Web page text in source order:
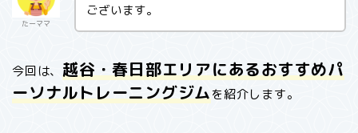
たーママ
ございます。
今回は、 越谷・春日部エリアにあるおすすめパ
ーソナルトレーニングジムを紹介します。